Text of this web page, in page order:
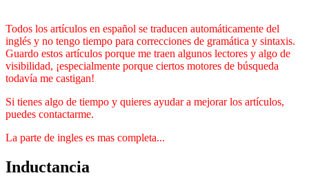
Todos los artículos en español se traducen automáticamente del
inglés y no tengo tiempo para correcciones de gramática y sintaxis.
Guardo estos artículos porque me traen algunos lectores y algo de
visibilidad, ¡especialmente porque ciertos motores de búsqueda
todavía me castigan!
Si tienes algo de tiempo y quieres ayudar a mejorar los artículos,
puedes contactarme.
La parte de ingles es mas completa...
Inductancia